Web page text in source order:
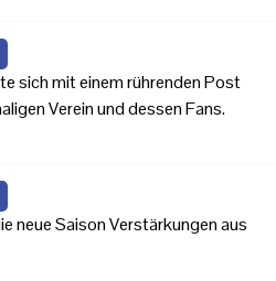
sich mit einem rührenden Post
Verein und dessen Fans.
neue Saison Verstärkungen aus